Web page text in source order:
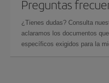
Preguntas
¿Tienes dudas? Consulta
aclaramos los documentos
específicos exigidos para la